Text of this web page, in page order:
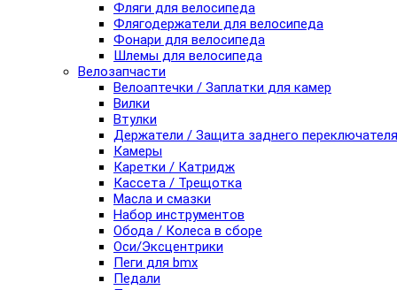
Фляги для велосипеда
Флягодержатели для велосипеда
Фонари для велосипеда
Шлемы для велосипеда
Велозапчасти
Велоаптечки / Заплатки для камер
Вилки
Втулки
Держатели / Защита заднего переключателя
Камеры
Каретки / Катридж
Кассета / Трещотка
Масла и смазки
Набор инструментов
Обода / Колеса в сборе
Оси/Эксцентрики
Пеги для bmx
Педали